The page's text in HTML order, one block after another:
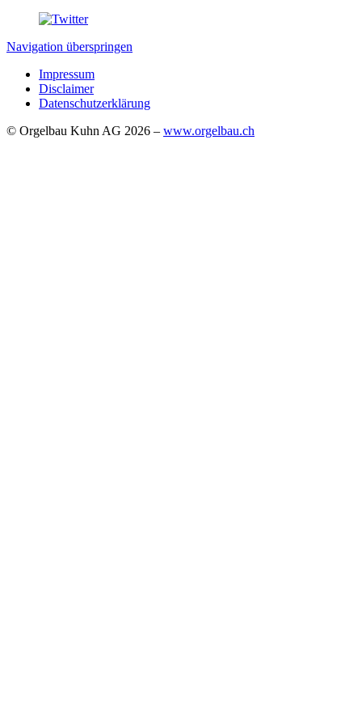
Navigation überspringen
Impressum
Disclaimer
Datenschutzerklärung
© Orgelbau Kuhn AG 2026 – www.orgelbau.ch